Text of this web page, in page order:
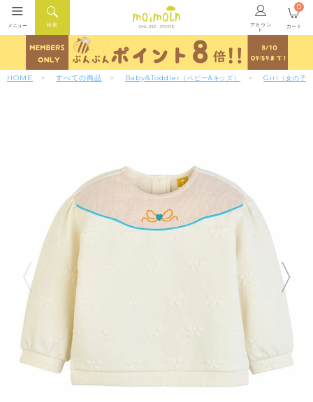
ONLINE STORE アカウン
ト
検索
メニュー カート
0
HOME すべての商品 Baby&Toddler （ベビー&キッズ） Girl （女の子）